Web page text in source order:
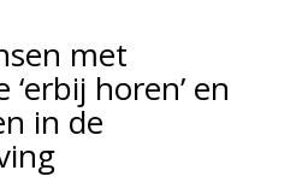
met
horen’ en
in de